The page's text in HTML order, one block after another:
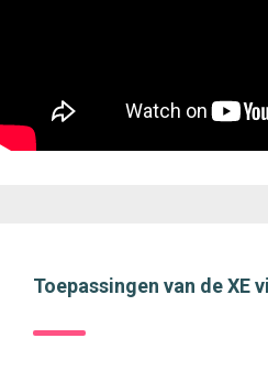
Toepassingen van de XE